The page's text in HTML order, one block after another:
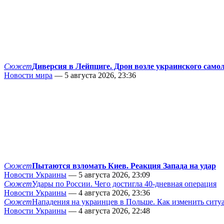
СюжетДиверсия в Лейпциге. Дрон возле украинского
Новости мира — 5 августа 2026, 23:36
СюжетПытаются взломать Киев. Реакция Запада на удар
Новости Украины — 5 августа 2026, 23:09
СюжетУдары по России. Чего достигла 40-дневная операция
Новости Украины — 4 августа 2026, 23:36
СюжетНападения на украинцев в Польше. Как изменить
Новости Украины — 4 августа 2026, 22:48